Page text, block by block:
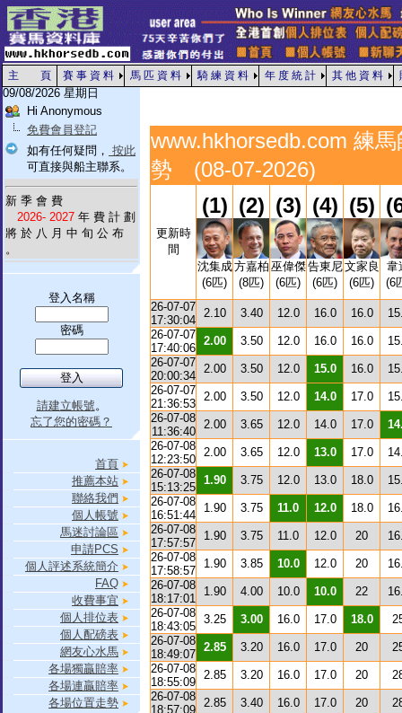
主 頁 賽 事 資 料 馬 匹 資 料 騎 練 資 料 年 度 統 計 其 他 資 料
09/08/2026 星期日
Hi Anonymous
免費會員登記
如有任何疑問， 按此
可直接與船主聯系。
新 季 會 費
2026- 2027 年 費 計 劃
將 於 八 月 中 旬 公 布
。
登入名稱
密碼
請建立帳號。
忘了您的密碼？
首頁
推薦本站
聯絡我們
個人帳號
馬迷討論區
申請PCS
個人評述系統簡介
FAQ
收費事宜
個人排位表
個人配磅表
網友心水馬
各場獨贏賠率
各場連贏賠率
各場位置走勢
www.hkhorsedb.com 練
勢 (08-07-2026)
更新時
間
(1)
沈集成
(6匹)
(2)
方嘉柏
(8匹)
(3)
巫偉傑
(6匹)
(4)
告東尼
(6匹)
(5)
文家良
(6匹)
韋
(6
26-07-07
17:30:04
2.10 3.40 12.0 16.0 16.0
26-07-07
17:40:06
2.00 3.50 12.0 16.0 16.0
26-07-07
20:00:34
2.00 3.50 12.0 15.0 16.0
26-07-07
21:36:53
2.00 3.50 12.0 14.0 17.0
26-07-08
11:36:40
2.00 3.65 12.0 14.0 17.0
26-07-08
12:23:50
2.00 3.65 12.0 13.0 17.0
26-07-08
15:13:25
1.90 3.75 12.0 13.0 18.0
26-07-08
16:51:44
1.90 3.75 11.0 12.0 18.0
26-07-08
17:57:57
1.90 3.75 11.0 12.0 20
26-07-08
17:58:57
1.90 3.85 10.0 12.0 20
26-07-08
18:17:01
1.90 4.00 10.0 10.0 22
26-07-08
18:43:05
3.25 3.00 16.0 17.0 18.0
26-07-08
18:49:07
2.85 3.20 16.0 17.0 20
26-07-08
18:55:09
2.85 3.20 16.0 17.0 20
26-07-08
18:57:09
2.85 3.40 16.0 17.0 20